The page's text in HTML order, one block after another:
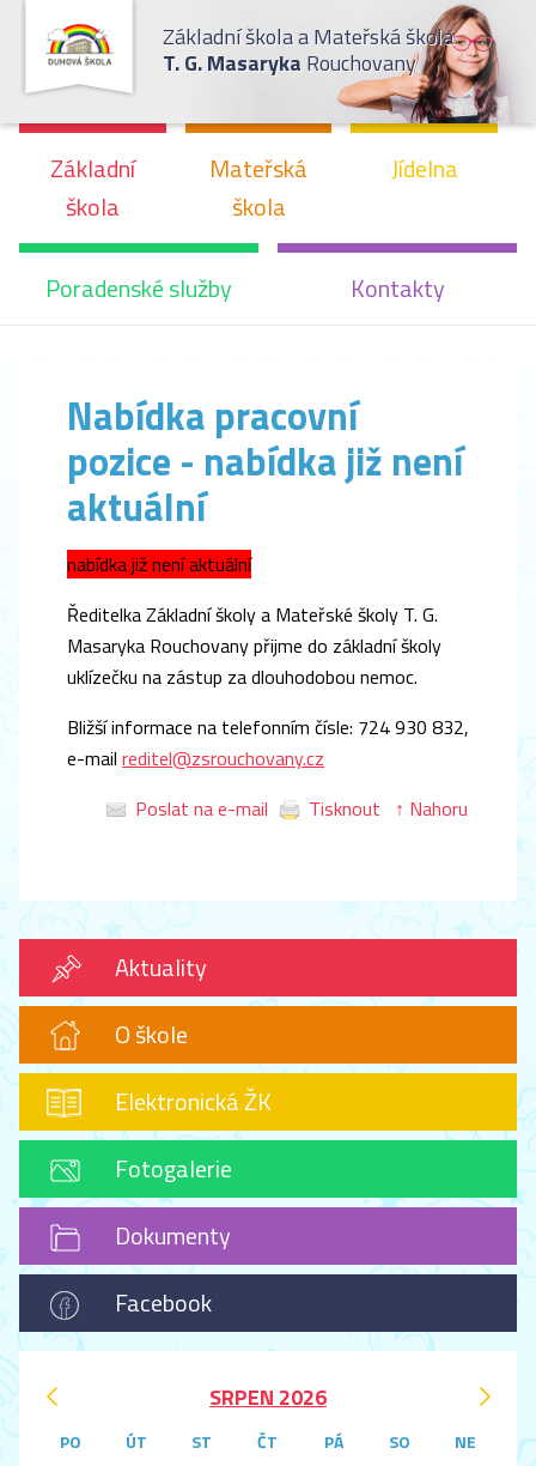
Základní škola a Mateřská škola
T. G. MasarykaRouchovany
Základní
škola
Mateřská
škola
Jídelna
Poradenské služby Kontakty
Nabídka pracovní
pozice - nabídka již není
aktuální
nabídka již není aktuální
Ředitelka Základní školy a Mateřské školy T. G.
Masaryka Rouchovany přijme do základní školy
uklízečku na zástup za dlouhodobou nemoc.
Bližší informace na telefonním čísle: 724 930 832,
e-mail reditel@zsrouchovany.cz
Poslat na e-mail
Tisknout ↑ Nahoru
Aktuality
O škole
Elektronická ŽK
Fotogalerie
Dokumenty
Facebook
SRPEN 2026
PO ÚT ST ČT PÁ SO
NE